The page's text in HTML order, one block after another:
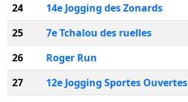
24
14e Jogging des Zonards
25
7e Tchalou des ruelles
26
Roger Run
27
12e Jogging Sportes Ouvertes